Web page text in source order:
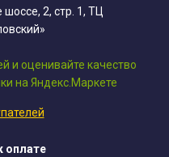
2, стр. 1, ТЦ
оплате